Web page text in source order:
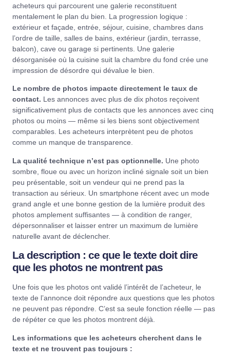
acheteurs qui parcourent une galerie reconstituent
mentalement le plan du bien. La progression logique :
extérieur et façade, entrée, séjour, cuisine, chambres dans
l’ordre de taille, salles de bains, extérieur (jardin, terrasse,
balcon), cave ou garage si pertinents. Une galerie
désorganisée où la cuisine suit la chambre du fond crée une
impression de désordre qui dévalue le bien.
Le nombre de photos impacte directement le taux de
contact. Les annonces avec plus de dix photos reçoivent
significativement plus de contacts que les annonces avec cinq
photos ou moins — même si les biens sont objectivement
comparables. Les acheteurs interprètent peu de photos
comme un manque de transparence.
La qualité technique n’est pas optionnelle. Une photo
sombre, floue ou avec un horizon incliné signale soit un bien
peu présentable, soit un vendeur qui ne prend pas la
transaction au sérieux. Un smartphone récent avec un mode
grand angle et une bonne gestion de la lumière produit des
photos amplement suffisantes — à condition de ranger,
dépersonnaliser et laisser entrer un maximum de lumière
naturelle avant de déclencher.
La description : ce que le texte doit dire
que les photos ne montrent pas
Une fois que les photos ont validé l’intérêt de l’acheteur, le
texte de l’annonce doit répondre aux questions que les photos
ne peuvent pas répondre. C’est sa seule fonction réelle — pas
de répéter ce que les photos montrent déjà.
Les informations que les acheteurs cherchent dans le
texte et ne trouvent pas toujours :